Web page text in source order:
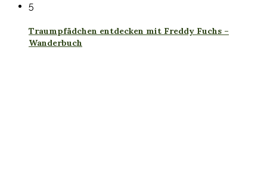
5
Traumpfädchen entdecken mit Freddy Fuchs –
Wanderbuch